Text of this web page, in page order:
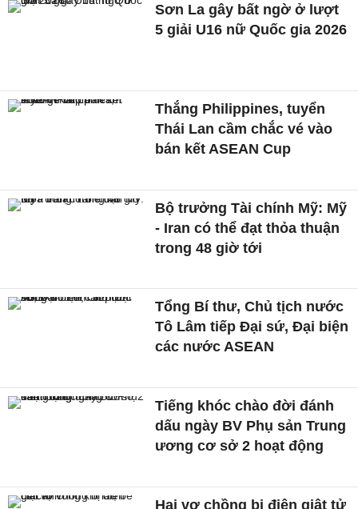
Sơn La gây bất ngờ ở lượt
5 giải U16 nữ Quốc gia 2026
Thắng Philippines, tuyển
Thái Lan cầm chắc vé vào
bán kết ASEAN Cup
Bộ trưởng Tài chính Mỹ: Mỹ
- Iran có thể đạt thỏa thuận
trong 48 giờ tới
Tổng Bí thư, Chủ tịch nước
Tô Lâm tiếp Đại sứ, Đại biện
các nước ASEAN
Tiếng khóc chào đời đánh
dấu ngày BV Phụ sản Trung
ương cơ sở 2 hoạt động
Hai vợ chồng bị điện giật tử